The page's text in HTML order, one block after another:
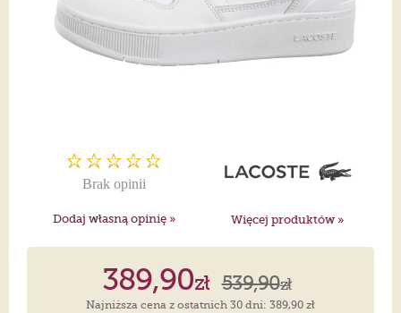
Brak opinii
Dodaj własną opinię » Więcej produktów »
389,90zł 539,90zł
Najniższa cena z ostatnich 30 dni: 389,90 zł